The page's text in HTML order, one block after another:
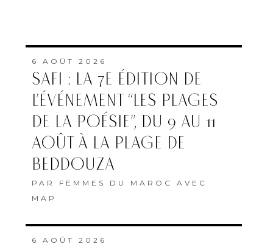
6 AOÛT 2026
SAFI : LA 7E ÉDITION DE
L’ÉVÉNEMENT “LES PLAGES
DE LA POÉSIE”, DU 9 AU 11
AOÛT À LA PLAGE DE
BEDDOUZA
PAR FEMMES DU MAROC AVEC
MAP
6 AOÛT 2026